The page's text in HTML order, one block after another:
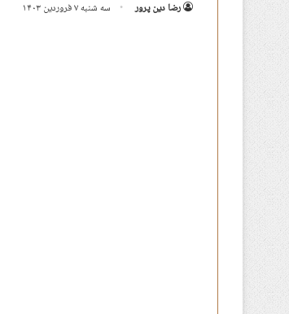
رضا دین پرور سه شنبه ۷ فروردین ۱۴۰۳